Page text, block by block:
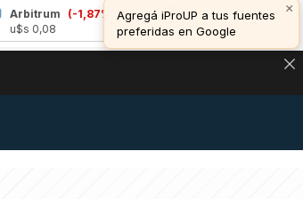
×
Agregá iProUP a tus fuentes
preferidas en Google
(-1,87%)
Bitcoin
(0,68%)
u$s 64.492,00
ESTA SEÑAL DEFINE LOS PRECIOS DE